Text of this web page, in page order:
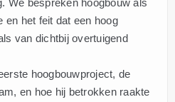
en het feit dat een hoog
van dichtbij overtuigend
hoogbouwproject, de
en hoe hij betrokken raakte